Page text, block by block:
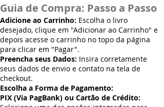
Guia de Compra: Passo a Passo
Adicione ao Carrinho: Escolha o livro
desejado, clique em "Adicionar ao Carrinho" e
depois acesse o carrinho no topo da página
para clicar em "Pagar".
Preencha seus Dados: Insira corretamente
seus dados de envio e contato na tela de
checkout.
Escolha a Forma de Pagamento:
PIX (Via PagBank) ou Cartão de Crédito: